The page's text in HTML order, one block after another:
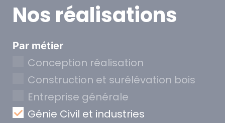
Nos réalisations
Par métier
Conception réalisation
Construction et surélévation bois
Entreprise générale
Génie Civil et industries